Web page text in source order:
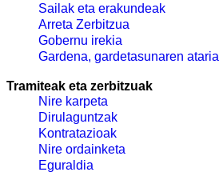
Sailak eta erakundeak
Arreta Zerbitzua
Gobernu irekia
Gardena, gardetasunaren ataria
Tramiteak eta zerbitzuak
Nire karpeta
Dirulaguntzak
Kontratazioak
Nire ordainketa
Eguraldia